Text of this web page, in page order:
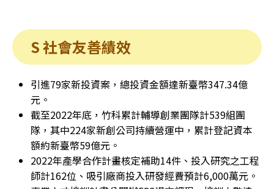
S 社會友善績效
引進79家新投資案，總投資金額達新臺幣347.34億
元。
截至2022年底，竹科累計輔導創業團隊計539組團
隊，其中224家新創公司持續營運中，累計登記資本
額約新臺幣59億元。
2022年產學合作計畫核定補助14件、投入研究之工程
師計162位、吸引廠商投入研發經費預計6,000萬元。